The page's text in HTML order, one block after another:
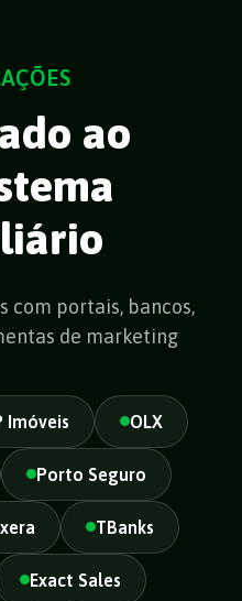
ao
com portais, bancos,
de marketing
Imóveis OLX
Porto Seguro
TBanks
Exact Sales